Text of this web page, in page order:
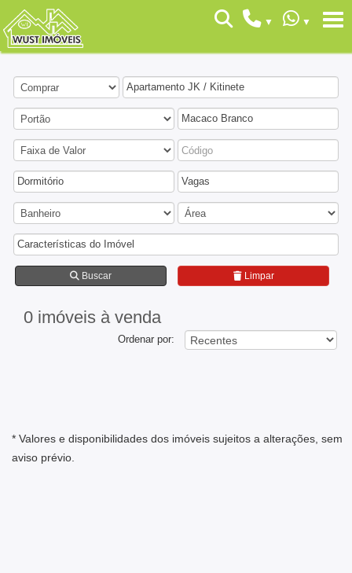
Apartamento JK / Kitinete
Macaco Branco
Dormitório Vagas
Características do Imóvel
Buscar Limpar
0 imóveis à venda
Ordenar por:
* Valores e disponibilidades dos imóveis sujeitos a alterações, sem
aviso prévio.